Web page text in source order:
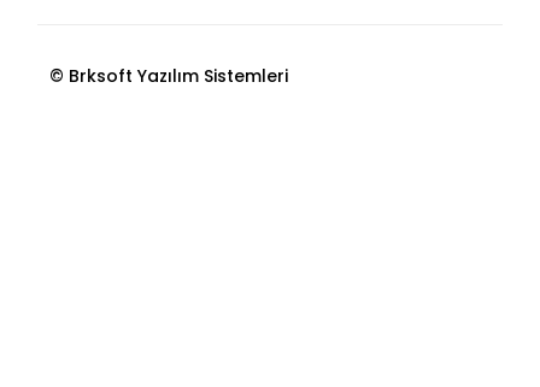
© Brksoft Yazılım Sistemleri